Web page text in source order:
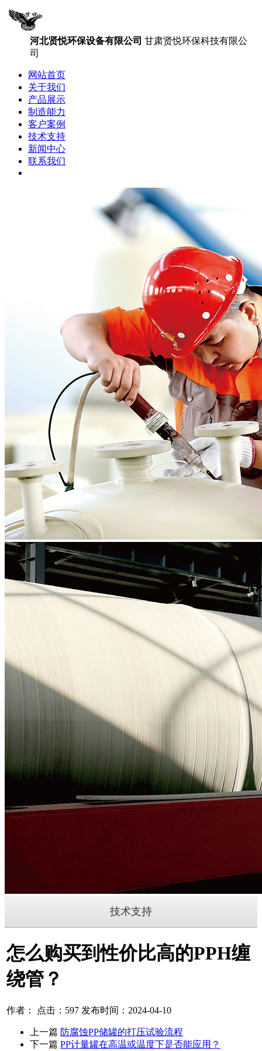
河北贤悦环保设备有限公司 甘肃贤悦环保科技有限公
司
网站首页
关于我们
产品展示
制造能力
客户案例
技术支持
新闻中心
联系我们
技术支持
怎么购买到性价比高的PPH缠
绕管？
作者： 点击：597 发布时间：2024-04-10
上一篇 防腐蚀PP储罐的打压试验流程
下一篇 PP计量罐在高温或温度下是否能应用？